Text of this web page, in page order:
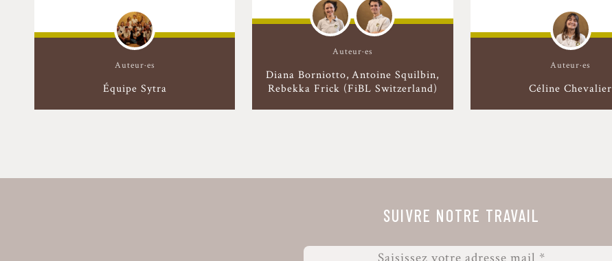
Auteur·es
Équipe Sytra
Auteur·es
Diana Borniotto Antoine Squilbin
Rebekka Frick (FiBL Switzerland)
Auteur·es
Céline Chevalier
SUIVRE NOTRE TRAVAIL